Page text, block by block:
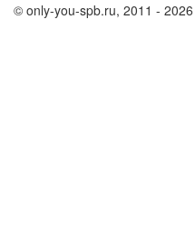
© only-you-spb.ru, 2011 - 2026